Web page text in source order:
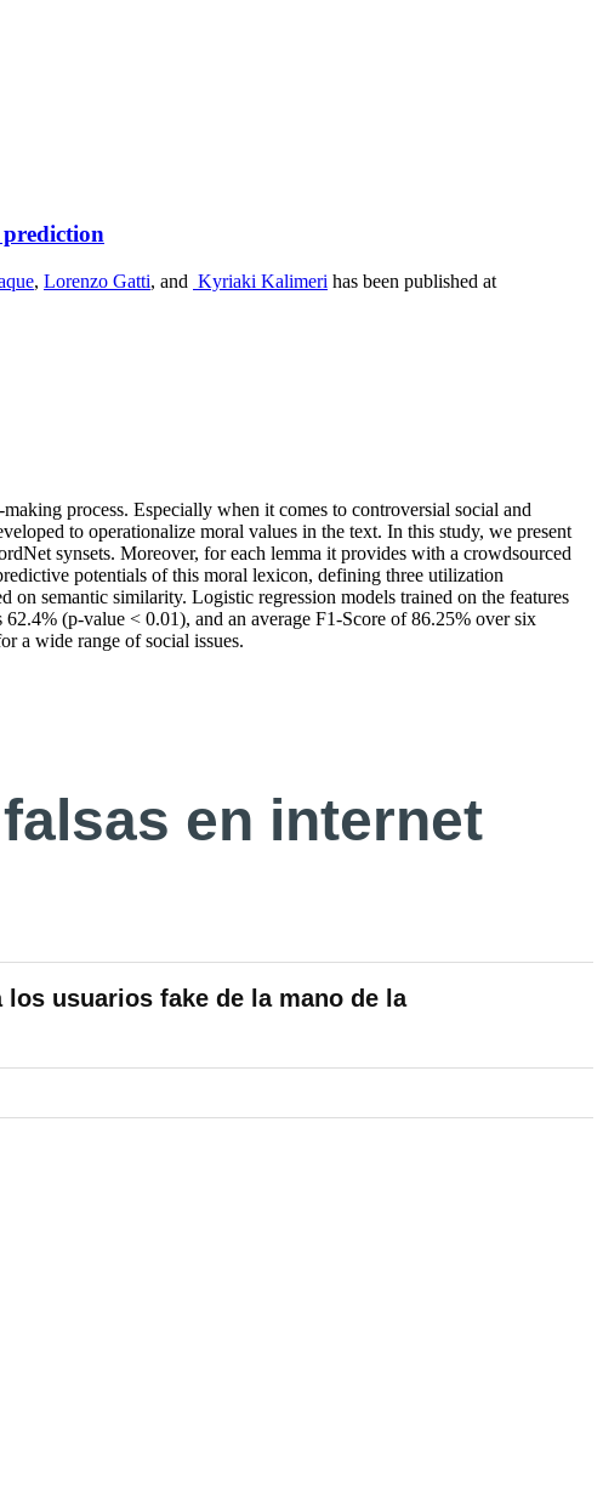
, Lorenzo Gatti, and Kyriaki Kalimeri has been published at
process. Especially when it comes to controversial social and
to operationalize moral values in the text. In this study, we present
synsets. Moreover, for each lemma it provides with a crowdsourced
potentials of this moral lexicon, defining three utilization
on semantic similarity. Logistic regression models trained on the features
(p-value < 0.01), and an average F1-Score of 86.25% over six
a wide range of social issues.
en internet
usuarios fake de la mano de la